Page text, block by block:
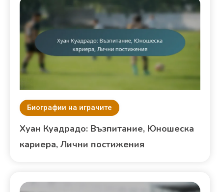
Биографии на играчите
Хуан Куадрадо: Възпитание, Юношеска
кариера, Лични постижения